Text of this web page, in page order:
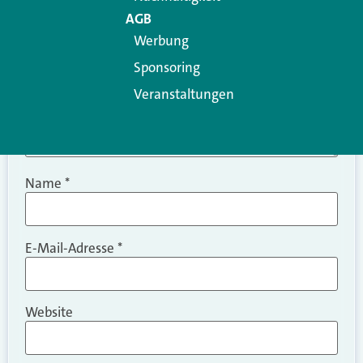
Name *
E-Mail-Adresse *
Website
AGB
Werbung
Sponsoring
Veranstaltungen